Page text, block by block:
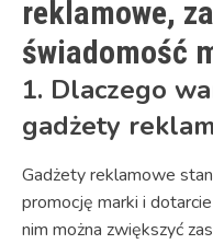
reklamowe,
świadomość
1. Dlaczego
gadżety
Gadżety reklamowe
promocję marki i
nim można zwiększyć